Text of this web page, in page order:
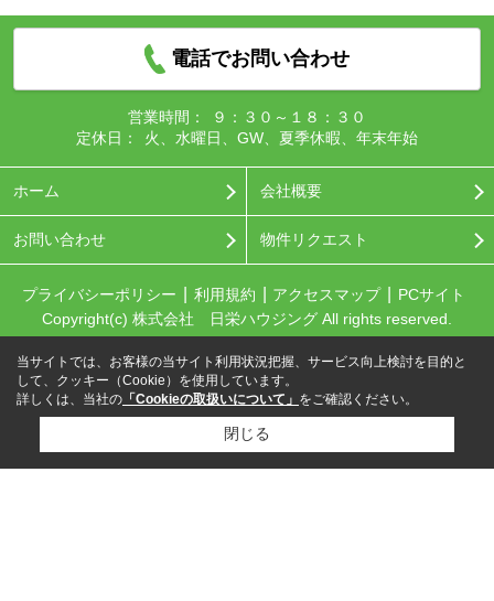
電話でお問い合わせ
営業時間：
９：３０～１８：３０
定休日：
火、水曜日、GW、夏季休暇、年末年始
ホーム 会社概要
お問い合わせ 物件リクエスト
プライバシーポリシー 利用規約 アクセスマップ
PCサイト
Copyright(c) 株式会社 日栄ハウジング All rights reserved.
当サイトでは、お客様の当サイト利用状況把握、サービス向上検討を目的と
して、クッキー（Cookie）を使用しています。
詳しくは、当社の 「Cookieの取扱いについて」 をご確認ください。
閉じる